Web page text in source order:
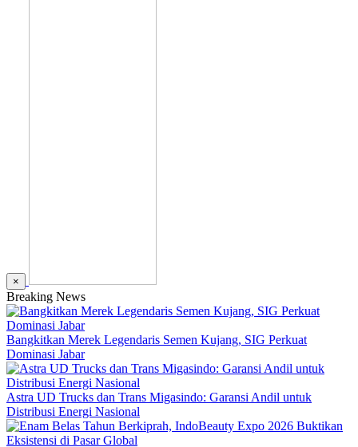
×
Breaking News
Bangkitkan Merek Legendaris Semen Kujang, SIG Perkuat
Dominasi Jabar
Astra UD Trucks dan Trans Migasindo: Garansi Andil untuk
Distribusi Energi Nasional